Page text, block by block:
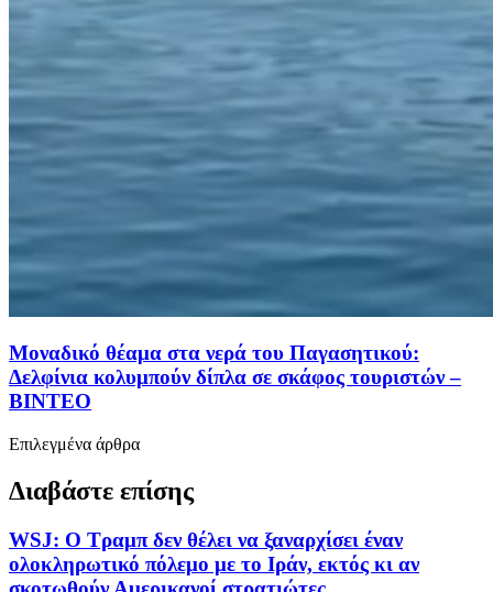
Μοναδικό θέαμα στα νερά του Παγασητικού:
Δελφίνια κολυμπούν δίπλα σε σκάφος τουριστών –
ΒΙΝΤΕΟ
Επιλεγμένα άρθρα
Διαβάστε επίσης
WSJ: Ο Τραμπ δεν θέλει να ξαναρχίσει έναν
ολοκληρωτικό πόλεμο με το Ιράν, εκτός κι αν